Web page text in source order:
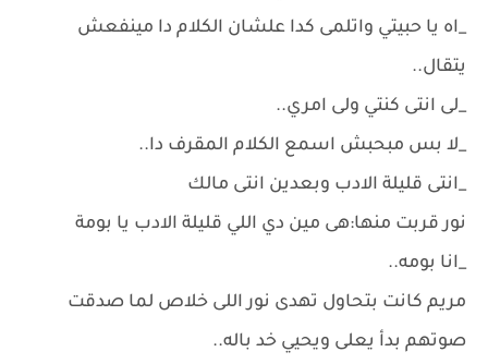
_اه يا حبيتي واتلمى كدا علشان الكلام دا مينفعش
يتقال..
_لى انتى كنتي ولى امري..
_لا بس مبحبش اسمع الكلام المقرف دا..
_انتى قليلة الادب وبعدين انتى مالك
نور قربت منها:هى مين دي اللي قليلة الادب يا بومة
_انا بومه..
مريم كانت بتحاول تهدى نور اللى خلاص لما صدقت
صوتهم بدأ يعلى ويحيي خد باله..